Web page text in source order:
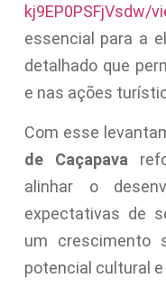
kj9EP0PSFjVsdw/
essencial para a
detalhado que
e nas ações
Com esse
de Caçapava
alinhar o
expectativas de
um crescimento
potencial cultural